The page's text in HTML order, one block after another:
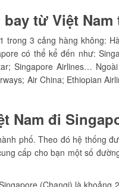
từ Việt
3 cảng hàng không:
có thể kể đến như:
Singapore Airlines…
Air China; Ethiopian
Nam đi
phố. Theo đó hệ thống
cấp cho bạn một số
(Changi) là khoảng